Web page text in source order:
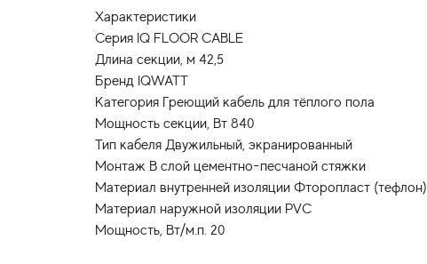
Характеристики
Серия IQ FLOOR CABLE
Длина секции, м 42,5
Бренд IQWATT
Категория Греющий кабель для тёплого пола
Мощность секции, Вт 840
Тип кабеля Двужильный, экранированный
Монтаж В слой цементно-песчаной стяжки
Материал внутренней изоляции Фторопласт (тефлон)
Материал наружной изоляции PVC